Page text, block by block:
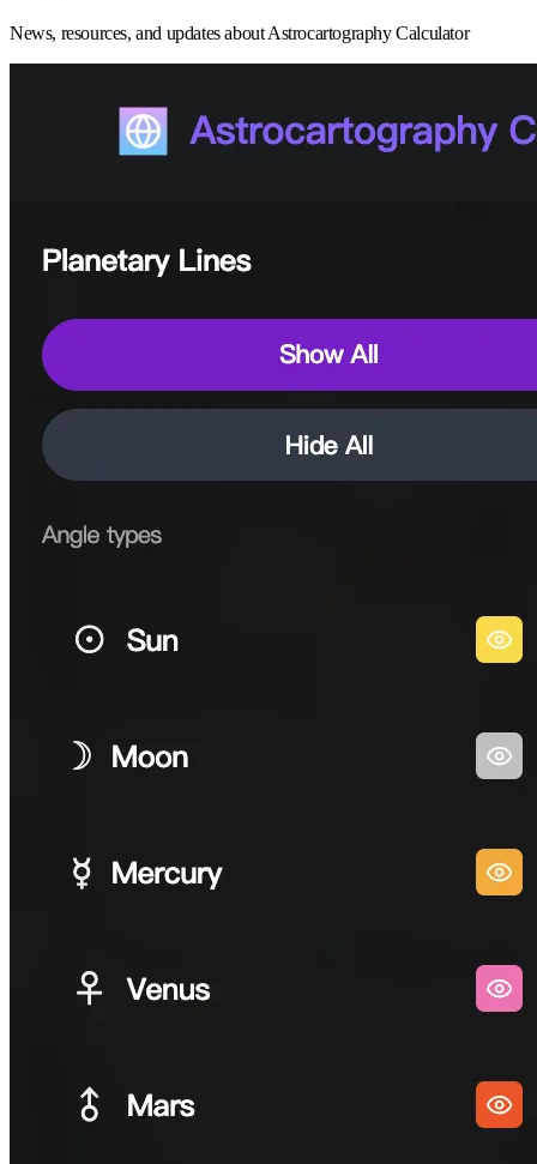
News, resources, and updates about Astrocartography Calculator